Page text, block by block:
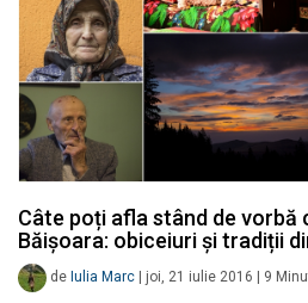
Câte poți afla stând de vorbă
Băișoara: obiceiuri și tradiții
de Iulia Marc joi, 21 iulie 2016 9